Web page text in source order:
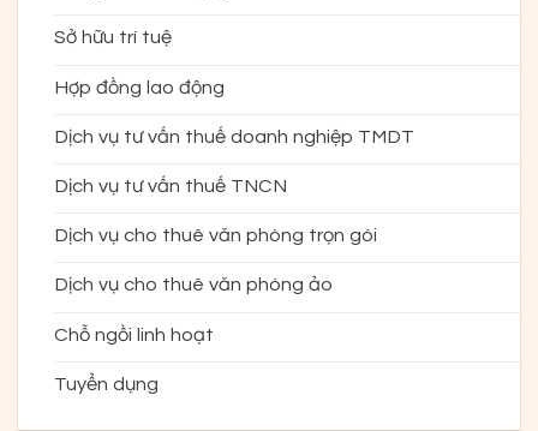
Sở hữu trí tuệ
Hợp đồng lao động
Dịch vụ tư vấn thuế doanh nghiệp TMDT
Dịch vụ tư vấn thuế TNCN
Dịch vụ cho thuê văn phòng trọn gói
Dịch vụ cho thuê văn phòng ảo
Chỗ ngồi linh hoạt
Tuyển dụng